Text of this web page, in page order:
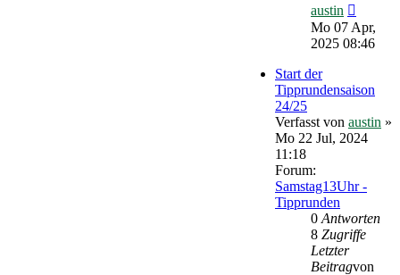
austin
Beitrag
Mo 07 Apr,
2025 08:46
Start der
Tipprundensaison
24/25
Verfasst von austin »
Mo 22 Jul, 2024
11:18
Forum:
Samstag13Uhr -
Tipprunden
0 Antworten
8 Zugriffe
Letzter
Beitragvon